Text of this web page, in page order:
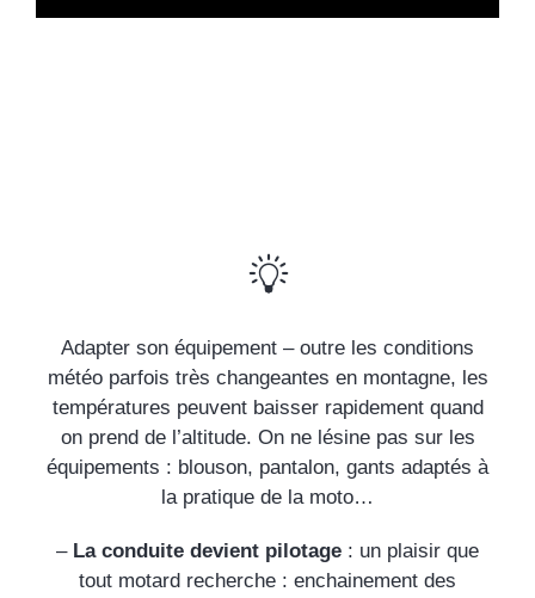
Adapter son équipement – outre les conditions
météo parfois très changeantes en montagne, les
températures peuvent baisser rapidement quand
on prend de l’altitude. On ne lésine pas sur les
équipements : blouson, pantalon, gants adaptés à
la pratique de la moto…
– La conduite devient pilotage : un plaisir que
tout motard recherche : enchainement des